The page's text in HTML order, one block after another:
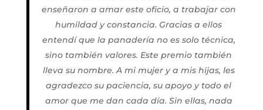
enseñaron a amar este oficio, a trabajar con
humildad y constancia. Gracias a ellos
entendí que la panadería no es solo técnica,
sino también valores. Este premio también
lleva su nombre. A mi mujer y a mis hijas, les
agradezco su paciencia, su apoyo y todo el
amor que me dan cada día. Sin ellas, nada